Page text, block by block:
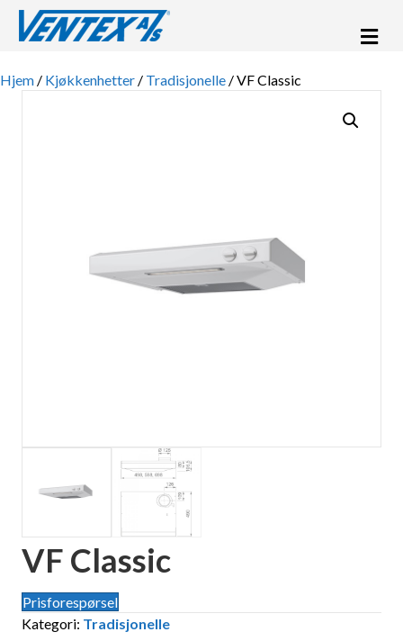
Hjem / Kjøkkenhetter / Tradisjonelle / VF Classic
VF Classic
Prisforespørsel
Kategori: Tradisjonelle